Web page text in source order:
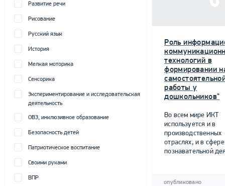
Развитие речи
Рисование
Русский язык
История
Мелкая моторика
Сенсорика
Экспериментирование и исследовательская
деятельность
ОВЗ, инклюзивное образование
Безопасность детей
Патриотическое воспитание
Своими руками
ВПР
Роль
технологий в
формировании
работы у
дошкольников"
Во всем мире ИКТ
используется и в
производственных
отраслях, и в сфере
познавательной
опубликовано